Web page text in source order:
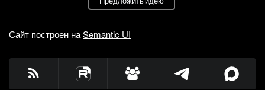
Сайт построен наSemantic UI